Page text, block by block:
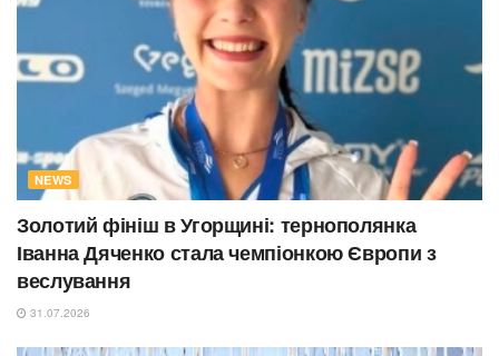
NEWS
Золотий фініш в Угорщині: тернополянка
Іванна Дяченко стала чемпіонкою Європи з
веслування
31.07.2026